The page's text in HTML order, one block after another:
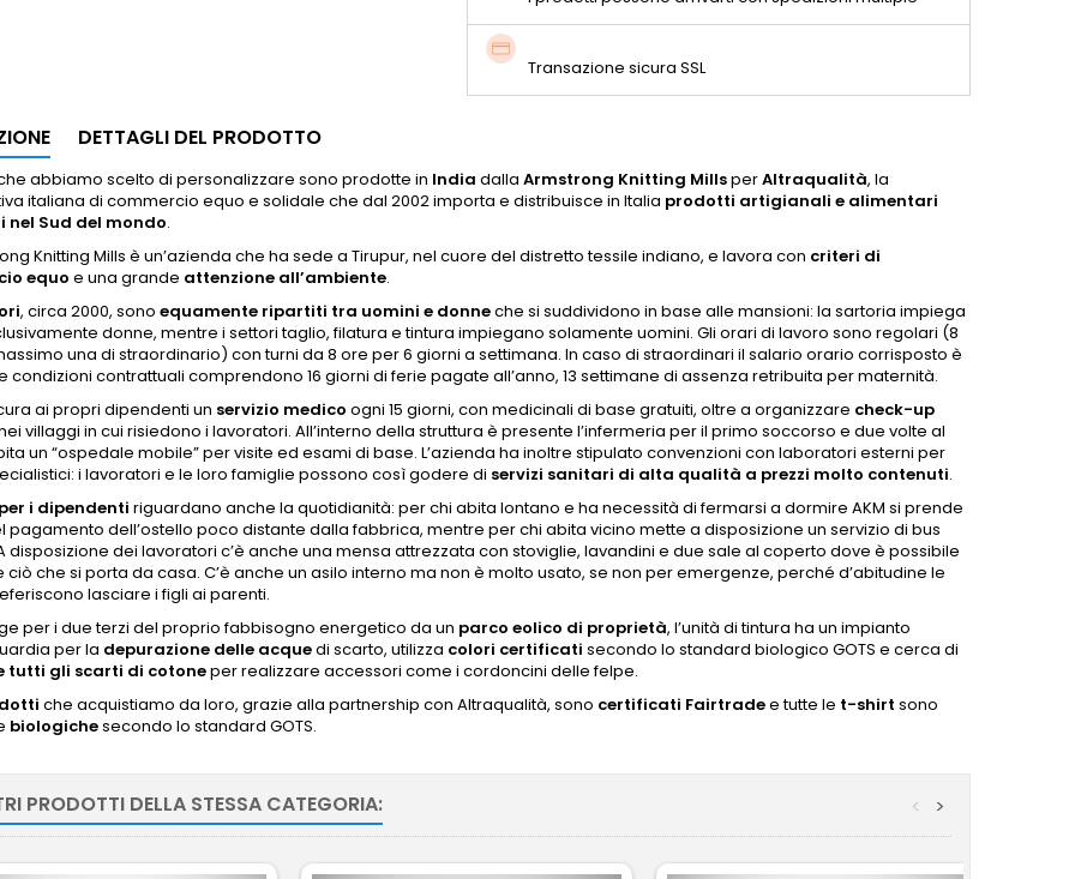
Transazione sicura SSL
DETTAGLI DEL PRODOTTO
abbiamo scelto di personalizzare sono prodotte in India dalla Armstrong Knitting MillsperAltraqualità, la
italiana di commercio equo e solidale che dal 2002 importa e distribuisce in Italia prodotti artigianali e alimentari
nel Sud del mondo.
Knitting Mills è un’azienda che ha sede a Tirupur, nel cuore del distretto tessile indiano, e lavora con criteri di
equo e una grande attenzione all’ambiente.
, circa 2000, sono equamente ripartiti tra uomini e donneche si suddividono in base alle mansioni: la sartoria impiega
donne, mentre i settori taglio, filatura e tintura impiegano solamente uomini. Gli orari di lavoro sono regolari (8
una di straordinario) con turni da 8 ore per 6 giorni a settimana. In caso di straordinari il salario orario corrisposto è
condizioni contrattuali comprendono 16 giorni di ferie pagate all’anno, 13 settimane di assenza retribuita per maternità.
ai propri dipendenti un servizio medico ogni 15 giorni, con medicinali di base gratuiti, oltre a organizzare check-up
villaggi in cui risiedono i lavoratori. All’interno della struttura è presente l’infermeria per il primo soccorso e due volte al
un “ospedale mobile” per visite ed esami di base. L’azienda ha inoltre stipulato convenzioni con laboratori esterni per
i lavoratori e le loro famiglie possono così godere di servizi sanitari di alta qualità a prezzi molto contenuti.
i dipendenti riguardano anche la quotidianità: per chi abita lontano e ha necessità di fermarsi a dormire AKM si prende
pagamento dell’ostello poco distante dalla fabbrica, mentre per chi abita vicino mette a disposizione un servizio di bus
disposizione dei lavoratori c’è anche una mensa attrezzata con stoviglie, lavandini e due sale al coperto dove è possibile
che si porta da casa. C’è anche un asilo interno ma non è molto usato, se non per emergenze, perché d’abitudine le
lasciare i figli ai parenti.
per i due terzi del proprio fabbisogno energetico da un parco eolico di proprietà, l’unità di tintura ha un impianto
per la depurazione delle acquedi scarto, utilizza colori certificati secondo lo standard biologico GOTS e cerca di
tutti gli scarti di cotoneper realizzare accessori come i cordoncini delle felpe.
che acquistiamo da loro, grazie alla partnership con Altraqualità, sono certificati Fairtradee tutte le t-shirt sono
biologichesecondo lo standard GOTS.
PRODOTTI DELLA STESSA CATEGORIA: >
<